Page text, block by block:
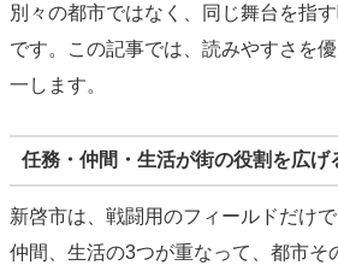
別々の都市ではなく、同じ舞台を指
です。この記事では、読みやすさを
一します。
任務・仲間・生活が街の役割を広げ
新啓市は、戦闘用のフィールドだけ
仲間、生活の3つが重なって、都市そ